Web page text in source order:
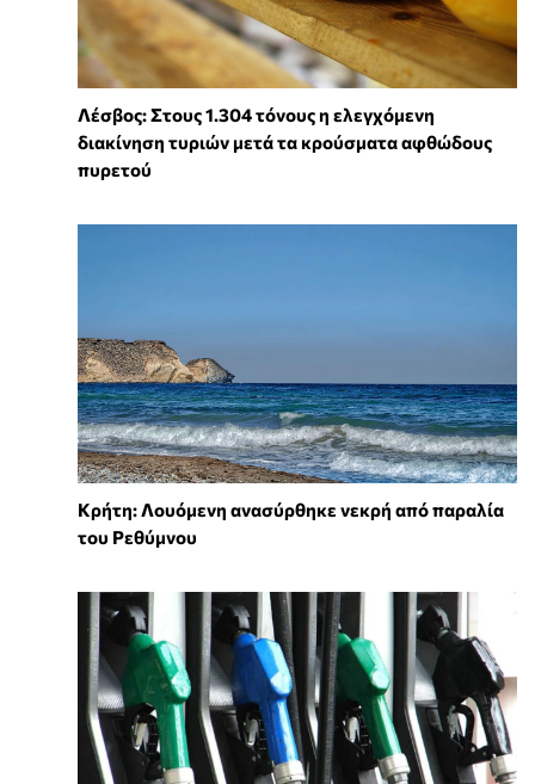
Λέσβος: Στους 1.304 τόνους η ελεγχόμενη
διακίνηση τυριών μετά τα κρούσματα αφθώδους
πυρετού
Κρήτη: Λουόμενη ανασύρθηκε νεκρή από παραλία
του Ρεθύμνου